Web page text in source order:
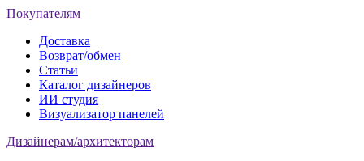
Покупателям
Доставка
Возврат/обмен
Статьи
Каталог дизайнеров
ИИ студия
Визуализатор панелей
Дизайнерам/архитекторам